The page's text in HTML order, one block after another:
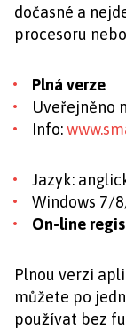
dočasné a
procesoru
Plná verze
Uveřejněno
Info:
Jazyk:
Windows 7/
On-line
Plnou verzi
můžete po
používat bez